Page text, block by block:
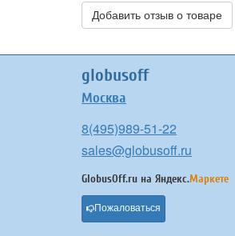
Добавить отзыв о товаре
globusoff
Москва
8(495)989-51-22
sales@globusoff.ru
GlobusOff.ru на Яндекс.Маркете
Пожаловаться